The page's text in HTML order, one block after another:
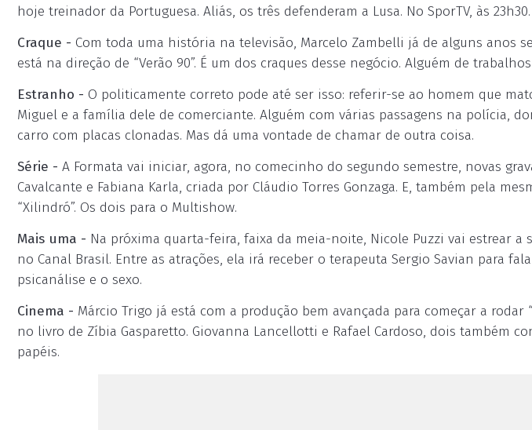
hoje treinador da Portuguesa. Aliás, os três defenderam a Lusa. No SporTV, às 23h30.
Craque - Com toda uma história na televisão, Marcelo Zambelli já de alguns anos
está na direção de “Verão 90”. É um dos craques desse negócio. Alguém de
Estranho - O politicamente correto pode até ser isso: referir-se ao homem que
Miguel e a família dele de comerciante. Alguém com várias passagens na polícia,
carro com placas clonadas. Mas dá uma vontade de chamar de outra coisa.
Série - A Formata vai iniciar, agora, no comecinho do segundo semestre, novas
Cavalcante e Fabiana Karla, criada por Cláudio Torres Gonzaga. E, também pela
“Xilindró”. Os dois para o Multishow.
Mais uma - Na próxima quarta-feira, faixa da meia-noite, Nicole Puzzi vai estrear a
no Canal Brasil. Entre as atrações, ela irá receber o terapeuta Sergio Savian para
psicanálise e o sexo.
Cinema - Márcio Trigo já está com a produção bem avançada para começar a rodar
no livro de Zíbia Gasparetto. Giovanna Lancellotti e Rafael Cardoso, dois também
papéis.